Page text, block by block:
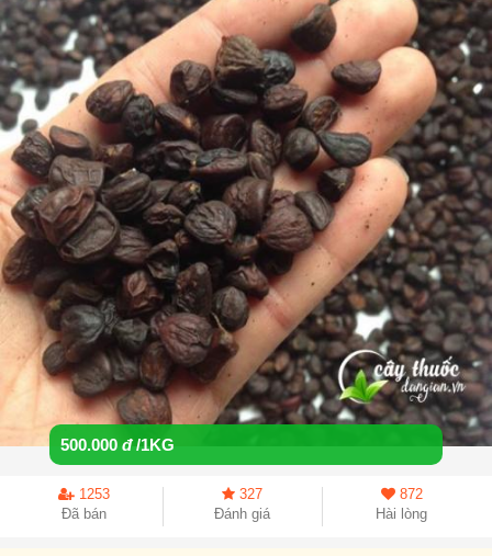
500.000 đ /1KG
1253
Đã bán
327
Đánh giá
872
Hài lòng